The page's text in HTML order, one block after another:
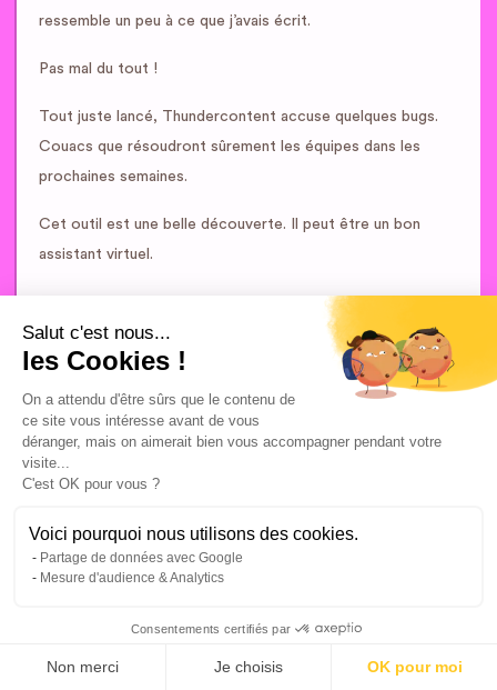
ressemble un peu à ce que j’avais écrit.
Pas mal du tout !
Tout juste lancé, Thundercontent accuse quelques bugs.
Couacs que résoudront sûrement les équipes dans les
prochaines semaines.
Cet outil est une belle découverte. Il peut être un bon
assistant virtuel.
Troisième et dernier outil de rédaction testé : CopyAI. Je
l’ai découvert surProduct Hunt, une plateforme qui met en
avant les dernières nouveautés tech.
Les possibilités avec CopyAI sont nombreuses : cet outil,
qui s'appuie également sur GPT-3, permet de rédiger des
intros de blog, des descriptions de produits, des emails,
d’écrire des contenus sur le framework AIDA ou encore de
etc. Bref, une vraie machine de guerre.
Salut c'est nous...
les Cookies !
On a attendu d'être sûrs que le contenu de
ce site vous intéresse avant de vous
déranger, mais on aimerait bien vous accompagner pendant votre
visite...
C'est OK pour vous ?
Voici pourquoi nous utilisons des cookies.
Partage de données avec Google
Mesure d'audience & Analytics
Consentements certifiés par
Non merci Je choisis OK pour moi